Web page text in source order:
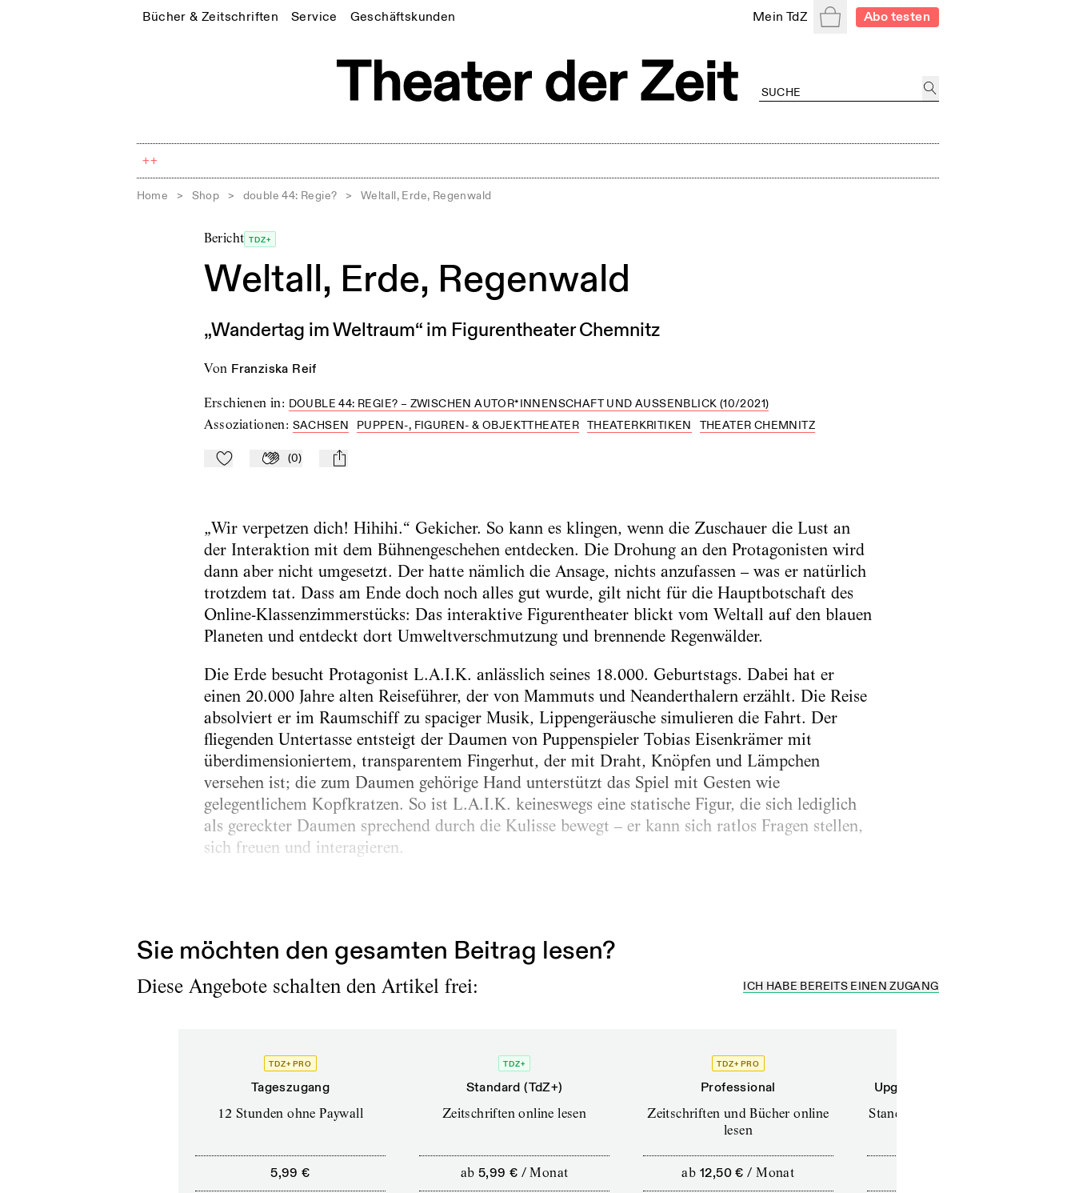
Bücher & Zeitschriften Service Geschäftskunden Mein TdZ WarenkorbAbo testen
++
Home > Shop > double 44: Regie? > Weltall, Erde, Regenwald
Bericht TDZ+
Weltall, Erde, Regenwald
„Wandertag im Weltraum“ im Figurentheater Chemnitz
von Franziska Reif
Erschienen in: DOUBLE 44: REGIE? – ZWISCHEN AUTOR*INNENSCHAFT UND AUSSENBLICK (10/2021)
Assoziationen: SACHSEN PUPPEN-, FIGUREN- & OBJEKTTHEATER THEATERKRITIKEN THEATER CHEMNITZ
Zu Mein-TdZ hinzufügen
Applaudieren
(0) mail
„Wir verpetzen dich! Hihihi.“ Gekicher. So kann es klingen, wenn die Zuschauer die Lust an
der Interaktion mit dem Bühnengeschehen entdecken. Die Drohung an den Protagonisten wird
dann aber nicht umgesetzt. Der hatte nämlich die Ansage, nichts anzufassen – was er natürlich
trotzdem tat. Dass am Ende doch noch alles gut wurde, gilt nicht für die Hauptbotschaft des
Online-Klassenzimmerstücks: Das interaktive Figurentheater blickt vom Weltall auf den blauen
Planeten und entdeckt dort Umweltverschmutzung und brennende Regenwälder.
Die Erde besucht Protagonist L.A.I.K. anlässlich seines 18.000. Geburtstags. Dabei hat er
einen 20.000 Jahre alten Reiseführer, der von Mammuts und Neanderthalern erzählt. Die Reise
absolviert er im Raumschiff zu spaciger Musik, Lippengeräusche simulieren die Fahrt. Der
fliegenden Untertasse entsteigt der Daumen von Puppenspieler Tobias Eisenkrämer mit
überdimensioniertem, transparentem Fingerhut, der mit Draht, Knöpfen und Lämpchen
versehen ist; die zum Daumen gehörige Hand unterstützt das Spiel mit Gesten wie
gelegentlichem Kopfkratzen. So ist L.A.I.K. keineswegs eine statische Figur, die sich lediglich
als gereckter Daumen sprechend durch die Kulisse bewegt – er kann sich ratlos Fragen stellen,
sich freuen und interagieren.
Sie möchten den gesamten Beitrag lesen?
Diese Angebote schalten den Artikel frei: ICH HABE BEREITS EINEN ZUGANG
TDZ+ PRO
Tageszugang
12 Stunden ohne Paywall
5,99 €
TDZ+
Standard (TdZ+)
Zeitschriften online lesen
ab 5,99 € /Monat
TDZ+ PRO
Professional
Zeitschriften und Bücher online
lesen
ab 12,50 € /Monat
Upgrade für Printabonnenten
Standard (TdZ+) – Zeitschriften